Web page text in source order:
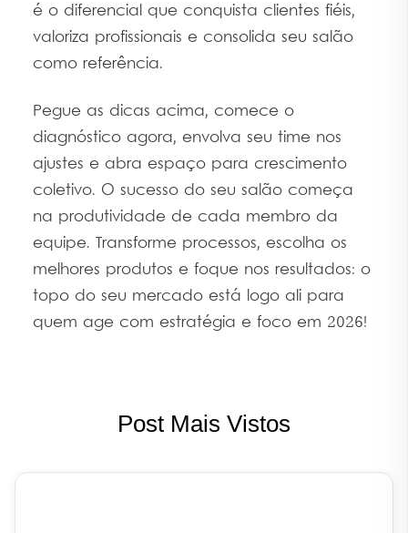
é o diferencial que conquista clientes fiéis,
valoriza profissionais e consolida seu salão
como referência.
Pegue as dicas acima, comece o
diagnóstico agora, envolva seu time nos
ajustes e abra espaço para crescimento
coletivo. O sucesso do seu salão começa
na produtividade de cada membro da
equipe. Transforme processos, escolha os
melhores produtos e foque nos resultados: o
topo do seu mercado está logo ali para
quem age com estratégia e foco em 2026!
Post Mais Vistos